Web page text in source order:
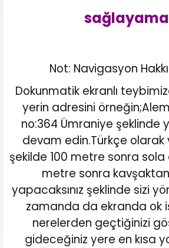
Not: Navigasyon
Dokunmatik ekranlı
yerin adresini
no:364 Ümraniye şeklinde
devam edin.Türkçe olarak
şekilde 100 metre sonra sola
metre sonra
yapacaksınız şeklinde sizi
zamanda da ekranda ok
nerelerden geçtiğinizi
gideceğiniz yere en kısa